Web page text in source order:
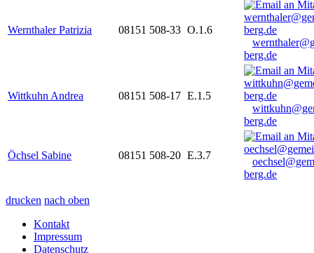
Wernthaler Patrizia 08151 508-33 O.1.6
berg.de
Wittkuhn Andrea 08151 508-17 E.1.5
berg.de
Öchsel Sabine 08151 508-20 E.3.7
berg.de
drucken nach oben
Kontakt
Impressum
Datenschutz